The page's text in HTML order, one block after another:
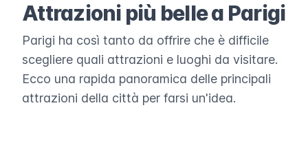
Attrazioni più belle a Parigi
Parigi ha così tanto da offrire che è difficile
scegliere quali attrazioni e luoghi da visitare.
Ecco una rapida panoramica delle principali
attrazioni della città per farsi un'idea.